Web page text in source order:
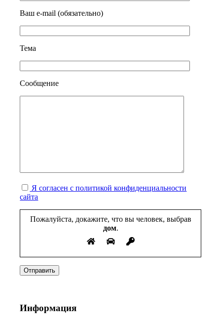
Ваш e-mail (обязательно)
Тема
Сообщение
Я согласен с политикой конфиденциальности
сайта
Пожалуйста, докажите, что вы человек, выбрав
дом.
Информация